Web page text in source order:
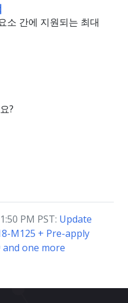
소 간에 지원되는 최대
?
PM PST: Update
M125 + Pre-apply
one more